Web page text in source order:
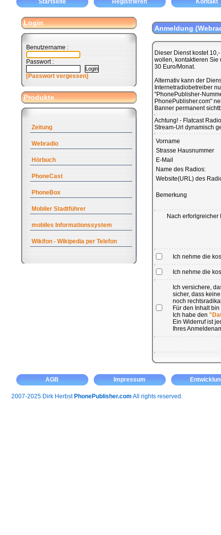
Startseite Registrieren Kontakt
Login
Benutzername :
Passwort :
[Passwort vergessen]
Produkte
Zeitung
Webradio
Hörbuch
PhoneCast
PhoneBox
Mobiler Stadtführer
mobiles Informationssystem
Wikifon - Wikipedia per Telefon
Anmeldung
Dieser Dienst kostet
wollen, kontaktieren Sie
30 Euro/Monat.
Alternativ kann der
Internetradiobetreiber
"PhonePublisher-
PhonePublisher.com"
Banner permanent
Achtung! - Flatcast
Stream-Url dynamisch
Vorname
Strasse Hausnummer
E-Mail
Name des Radios:
Website(URL) des
Bemerkung
Nach
Ich nehme die
Ich nehme die
Ich versichere,
sicher, dass
noch
Für den Inhalt
Ich habe den
Ein Widerruf ist
Ihres
AGB Impressum
2007-2025 Dirk Herbst PhonePublisher.com All rights reserved.